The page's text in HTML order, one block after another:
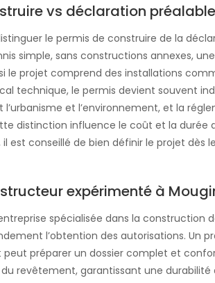
vs déclaration préalable
le permis de construire de la
simple, sans constructions annexes,
le projet comprend des installations
technique, le permis devient souvent
et l’environnement, et la
distinction influence le coût et la durée
il est conseillé de bien définir le projet dès
expérimenté à
spécialisée dans la construction
l’obtention des autorisations. Un
préparer un dossier complet et
revêtement, garantissant une durabilité